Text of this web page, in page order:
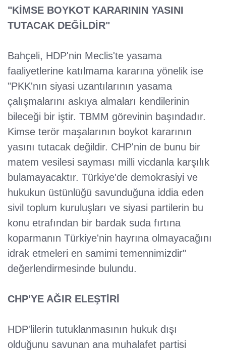
"KİMSE BOYKOT KARARININ YASINI
TUTACAK DEĞİLDİR"
Bahçeli, HDP'nin Meclis'te yasama
faaliyetlerine katılmama kararına yönelik ise
"PKK'nın siyasi uzantılarının yasama
çalışmalarını askıya almaları kendilerinin
bileceği bir iştir. TBMM görevinin başındadır.
Kimse terör maşalarının boykot kararının
yasını tutacak değildir. CHP'nin de bunu bir
matem vesilesi sayması milli vicdanla karşılık
bulamayacaktır. Türkiye'de demokrasiyi ve
hukukun üstünlüğü savunduğuna iddia eden
sivil toplum kuruluşları ve siyasi partilerin bu
konu etrafından bir bardak suda fırtına
koparmanın Türkiye'nin hayrına olmayacağını
idrak etmeleri en samimi temennimizdir"
değerlendirmesinde bulundu.
CHP'YE AĞIR ELEŞTİRİ
HDP'lilerin tutuklanmasının hukuk dışı
olduğunu savunan ana muhalafet partisi